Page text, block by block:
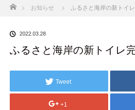
ホーム
お知らせ ふるさと海岸の新トイレ
2022.03.28
ふるさと海岸の新トイレ完
Tweet
+1